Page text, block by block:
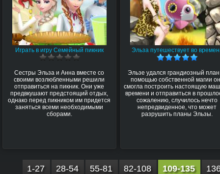
Играть в игру Семейный пикник
Сестры Эльза и Анна вместе со
своими возлюбленными решили
отправиться на пикник. Они уже
предвкушают предстоящий отдых,
однако перед пикником им придется
заняться всеми необходимыми
сборами.
Эльза путешествует во
Эльзе удался грандиозный
помощью собственной магии
смогла построить настоящую
времени и отправиться в
сожалению, случилось нечто
непредвиденное, что может
разрушить планы Эльзы.
1-27 28-54 55-81 82-108 109-135